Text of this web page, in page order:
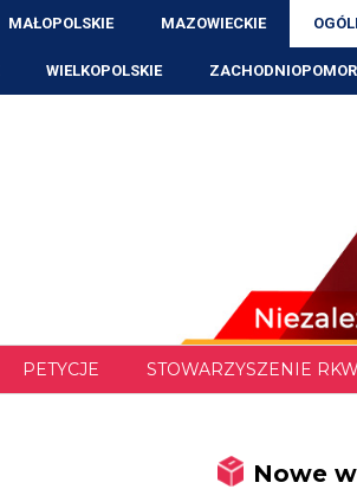
MAŁOPOLSKIE MAZOWIECKIE
WIELKOPOLSKIE
PETYCJE STOWARZYSZENIE RKW
Nowe